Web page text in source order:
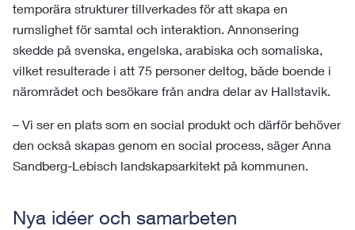
temporära strukturer tillverkades för att skapa en
rumslighet för samtal och interaktion. Annonsering
skedde på svenska, engelska, arabiska och somaliska,
vilket resulterade i att 75 personer deltog, både boende i
närområdet och besökare från andra delar av Hallstavik.
– Vi ser en plats som en social produkt och därför behöver
den också skapas genom en social process, säger Anna
Sandberg-Lebisch landskapsarkitekt på kommunen.
Nya idéer och samarbeten